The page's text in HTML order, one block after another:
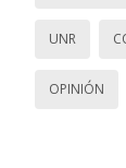
UNR
OPINIÓN